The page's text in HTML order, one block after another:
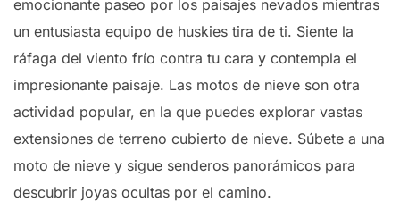
emocionante paseo por los paisajes nevados mientras
un entusiasta equipo de huskies tira de ti. Siente la
ráfaga del viento frío contra tu cara y contempla el
impresionante paisaje. Las motos de nieve son otra
actividad popular, en la que puedes explorar vastas
extensiones de terreno cubierto de nieve. Súbete a una
moto de nieve y sigue senderos panorámicos para
descubrir joyas ocultas por el camino.